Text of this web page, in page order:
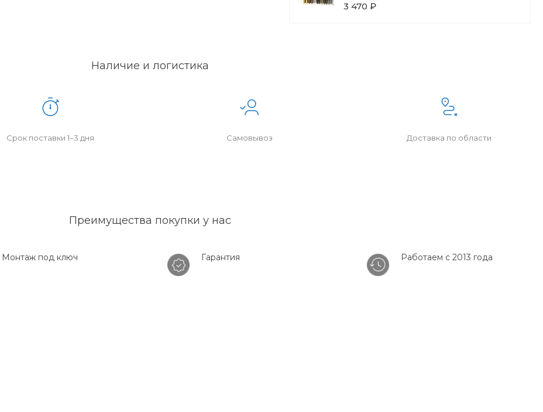
3 470 ₽
Наличие и логистика
Срок поставки 1–3 дня Самовывоз Доставка по области
Преимущества покупки у нас
Монтаж под ключ Гарантия Работаем с 2013 года